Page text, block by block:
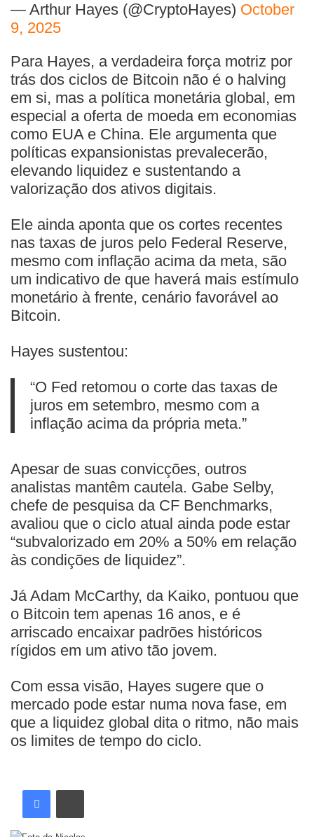
— Arthur Hayes (@CryptoHayes) October
9, 2025
Para Hayes, a verdadeira força motriz por
trás dos ciclos de Bitcoin não é o halving
em si, mas a política monetária global, em
especial a oferta de moeda em economias
como EUA e China. Ele argumenta que
políticas expansionistas prevalecerão,
elevando liquidez e sustentando a
valorização dos ativos digitais.
Ele ainda aponta que os cortes recentes
nas taxas de juros pelo Federal Reserve,
mesmo com inflação acima da meta, são
um indicativo de que haverá mais estímulo
monetário à frente, cenário favorável ao
Bitcoin.
Hayes sustentou:
“O Fed retomou o corte das taxas de
juros em setembro, mesmo com a
inflação acima da própria meta.”
Apesar de suas convicções, outros
analistas mantêm cautela. Gabe Selby,
chefe de pesquisa da CF Benchmarks,
avaliou que o ciclo atual ainda pode estar
“subvalorizado em 20% a 50% em relação
às condições de liquidez”.
Já Adam McCarthy, da Kaiko, pontuou que
o Bitcoin tem apenas 16 anos, e é
arriscado encaixar padrões históricos
rígidos em um ativo tão jovem.
Com essa visão, Hayes sugere que o
mercado pode estar numa nova fase, em
que a liquidez global dita o ritmo, não mais
os limites de tempo do ciclo.